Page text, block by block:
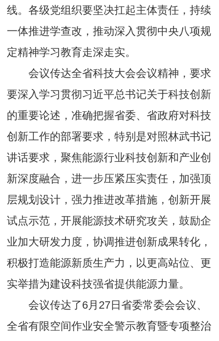
线。各级党组织要坚决扛起主体责任，持续
一体推进学查改，推动深入贯彻中央八项规
定精神学习教育走深走实。
会议传达全省科技大会会议精神，要求
要深入学习贯彻习近平总书记关于科技创新
的重要论述，准确把握省委、省政府对科技
创新工作的部署要求，特别是对照林武书记
讲话要求，聚焦能源行业科技创新和产业创
新深度融合，进一步压紧压实责任，加强顶
层规划设计，强力推进改革措施，创新开展
试点示范，开展能源技术研究攻关，鼓励企
业加大研发力度，协调推进创新成果转化，
积极打造能源新质生产力，以更高站位、更
实举措为建设科技强省提供能源力量。
会议传达了6月27日省委常委会会议、
全省有限空间作业安全警示教育暨专项整治